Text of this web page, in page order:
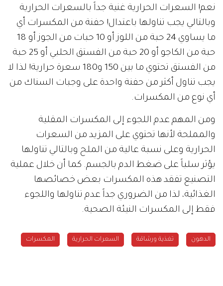
نعم! السعرات الحرارية غنية جداً بالسعرات الحرارية
وبالتالي يجب تناولها باعتدال! حفنة من المكسرات أي
ما يساوي 24 حبة من اللوز أو 10 حبات من الجوز أو 18
حبة من الكاجو أو 20 حبة من الفستق الحلبي أو 25 حبة
من الفستق تحتوي ما بين 150 و180 سعرة حرارية! لذا لا
يجب تناول أكثر من حفنة واحدة على وجبات السناك من
أي نوع من المكسرات.
ومن المهم عدم اللجوء إلى المكسرات المقلية
والمملحة لأنها تحتوي على المزيد من السعرات
الحرارية وعلى نسبة عالية من الملح وبالتالي تناولها
يؤثر سلباً على ضغط الدم بالجسم. كما أن خلال عملية
التصنيع تفقد هذه المكسرات بعض خصائصها
الغذائية، لذا من الضروري جداً عدم تناولها واللجوء
فقط إلى المكسرات النيئة الصحية.
الدهون تغذية ورشاقة السعرات الحرارية المكسرات